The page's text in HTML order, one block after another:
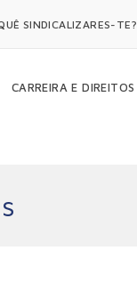
SINDICALIZARES-TE?
CARREIRA E DIREITOS